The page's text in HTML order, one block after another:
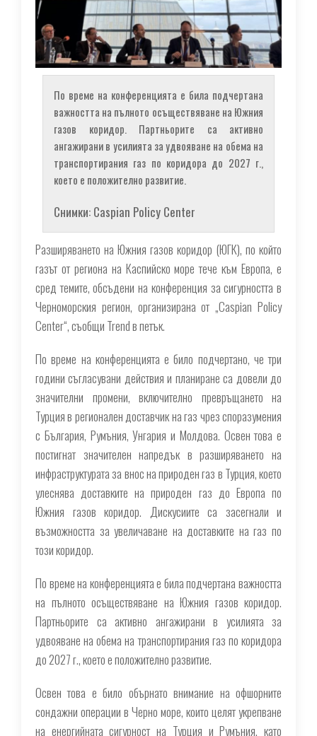
По време на конференцията е била подчертана
важността на пълното осъществяване на Южния
газов коридор. Партньорите са активно
ангажирани в усилията за удвояване на обема на
транспортирания газ по коридора до 2027 г.,
което е положително развитие.
Снимки: Caspian Policy Center
Разширяването на Южния газов коридор (ЮГК), по който
газът от региона на Каспийско море тече към Европа, е
сред темите, обсъдени на конференция за сигурността в
Черноморския регион, организирана от „Caspian Policy
Center“, съобщи Trend в петък.
По време на конференцията е било подчертано, че три
години съгласувани действия и планиране са довели до
значителни промени, включително превръщането на
Турция в регионален доставчик на газ чрез споразумения
с България, Румъния, Унгария и Молдова. Освен това е
постигнат значителен напредък в разширяването на
инфраструктурата за внос на природен газ в Турция, което
улеснява доставките на природен газ до Европа по
Южния газов коридор. Дискусиите са засегнали и
възможността за увеличаване на доставките на газ по
този коридор.
По време на конференцията е била подчертана важността
на пълното осъществяване на Южния газов коридор.
Партньорите са активно ангажирани в усилията за
удвояване на обема на транспортирания газ по коридора
до 2027 г., което е положително развитие.
Освен това е било обърнато внимание на офшорните
сондажни операции в Черно море, които целят укрепване
на енергийната сигурност на Турция и Румъния, като